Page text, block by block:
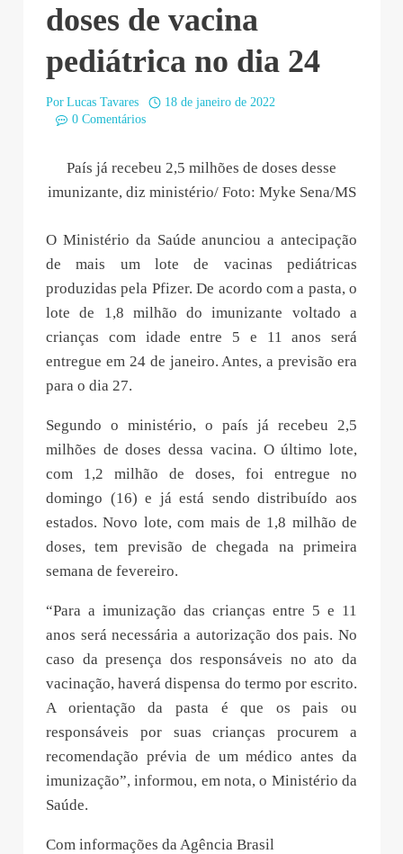
doses de vacina
pediátrica no dia 24
Por Lucas Tavares
18 de janeiro de 2022
0 Comentários
País já recebeu 2,5 milhões de doses desse
imunizante, diz ministério/ Foto: Myke Sena/MS
O Ministério da Saúde anunciou a antecipação
de mais um lote de vacinas pediátricas
produzidas pela Pfizer. De acordo com a pasta, o
lote de 1,8 milhão do imunizante voltado a
crianças com idade entre 5 e 11 anos será
entregue em 24 de janeiro. Antes, a previsão era
para o dia 27.
Segundo o ministério, o país já recebeu 2,5
milhões de doses dessa vacina. O último lote,
com 1,2 milhão de doses, foi entregue no
domingo (16) e já está sendo distribuído aos
estados. Novo lote, com mais de 1,8 milhão de
doses, tem previsão de chegada na primeira
semana de fevereiro.
“Para a imunização das crianças entre 5 e 11
anos será necessária a autorização dos pais. No
caso da presença dos responsáveis no ato da
vacinação, haverá dispensa do termo por escrito.
A orientação da pasta é que os pais ou
responsáveis por suas crianças procurem a
recomendação prévia de um médico antes da
imunização”, informou, em nota, o Ministério da
Saúde.
Com informações da Agência Brasil